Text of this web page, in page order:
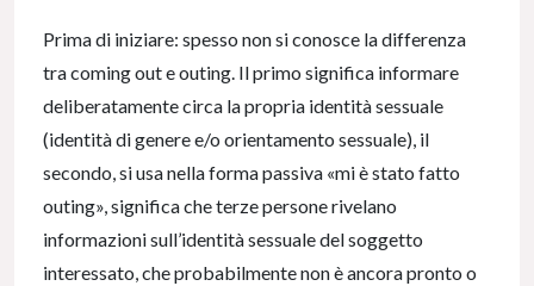
Prima di iniziare: spesso non si conosce la differenza
tra coming out e outing. Il primo significa informare
deliberatamente circa la propria identità sessuale
(identità di genere e/o orientamento sessuale), il
secondo, si usa nella forma passiva «mi è stato fatto
outing», significa che terze persone rivelano
informazioni sull’identità sessuale del soggetto
interessato, che probabilmente non è ancora pronto o